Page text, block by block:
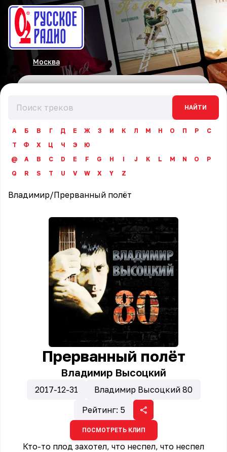
Москва
НАЙТИ
А Б В Г Д Е Ж З И К Л М Н О П Р
С
Т
Ф Х Ц Ч Э
Ю
@
A B C D E F G H I J K L M N O
P
Q
R S T U V W X Y Z
Владимир/Прерванный полёт
Прерванный полёт
Владимир Высоцкий
2017-12-31
Владимир Высоцкий 80
Рейтинг: 5
ПОСМОТРЕТЬ КЛИП
Кто-то плод захотел, что неспел, что неспел